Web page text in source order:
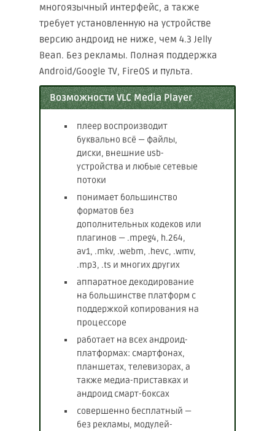
многоязычный интерфейс, а также
требует установленную на устройстве
версию андроид не ниже, чем 4.3 Jelly
Bean. Без рекламы. Полная поддержка
Android/Google TV, FireOS и пульта.
Возможности VLC Media Player
плеер воспроизводит
буквально всё — файлы,
диски, внешние usb-
устройства и любые сетевые
потоки
понимает большинство
форматов без
дополнительных кодеков или
плагинов — .mpeg4, h.264,
av1, .mkv, .webm, .hevc, .wmv,
.mp3, .ts и многих других
аппаратное декодирование
на большинстве платформ с
поддержкой копирования на
процессоре
работает на всех андроид-
платформах: смартфонах,
планшетах, телевизорах, а
также медиа-приставках и
андроид смарт-боксах
совершенно бесплатный —
без рекламы, модулей-